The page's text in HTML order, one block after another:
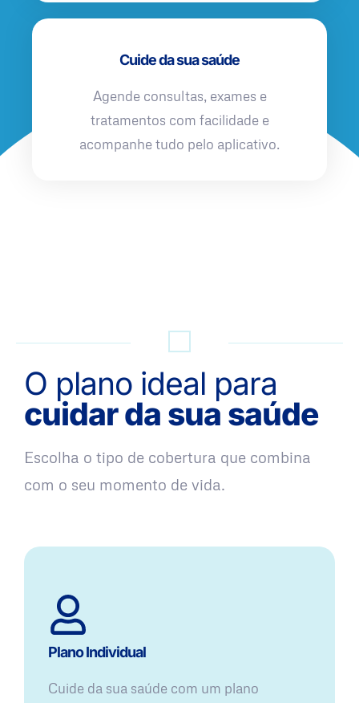
Cuide da sua saúde
Agende consultas, exames e
tratamentos com facilidade e
acompanhe tudo pelo aplicativo.
O plano ideal para
cuidar da sua saúde
Escolha o tipo de cobertura que combina
com o seu momento de vida.
Plano Individual
Cuide da sua saúde com um plano